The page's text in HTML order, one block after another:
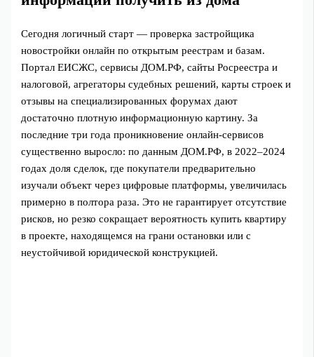
Сегодня логичный старт — проверка застройщика
новостройки онлайн по открытым реестрам и базам.
Портал ЕИСЖС, сервисы ДОМ.РФ, сайты Росреестра и
налоговой, агрегаторы судебных решений, карты строек и
отзывы на специализированных форумах дают
достаточно плотную информационную картину. За
последние три года проникновение онлайн‑сервисов
существенно выросло: по данным ДОМ.РФ, в 2022–2024
годах доля сделок, где покупатели предварительно
изучали объект через цифровые платформы, увеличилась
примерно в полтора раза. Это не гарантирует отсутствие
рисков, но резко сокращает вероятность купить квартиру
в проекте, находящемся на грани остановки или с
неустойчивой юридической конструкцией.